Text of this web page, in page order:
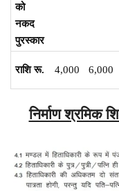
को
नकद
पुरस्कार
राशि रू. 4,000 6,000
निर्माण श्रमिक